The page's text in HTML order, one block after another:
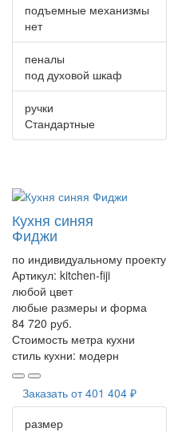
подъемные механизмы
нет
пеналы
под духовой шкаф
ручки
Стандартные
Кухня синяя
Фиджи
по индивидуальному проекту
Артикул: kitchen-fiji
любой цвет
любые размеры и форма
84 720 руб.
Стоимость метра кухни
стиль кухни: модерн
Заказать от401 404 ₽
размер